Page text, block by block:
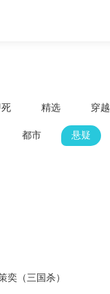
精选 穿越
都市 悬疑